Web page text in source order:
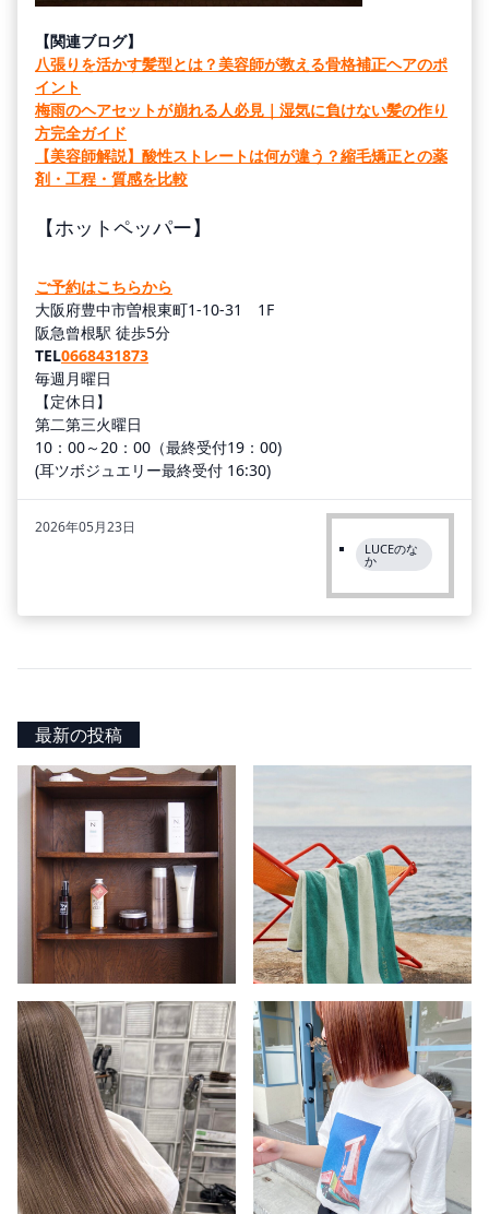
【関連ブログ】
八張りを活かす髪型とは？美容師が教える骨格補正ヘアのポ
イント
梅雨のヘアセットが崩れる人必見｜湿気に負けない髪の作り
方完全ガイド
【美容師解説】酸性ストレートは何が違う？縮毛矯正との薬
剤・工程・質感を比較
【ホットペッパー】
ご予約はこちらから
大阪府豊中市曽根東町1-10-31 1F
阪急曾根駅 徒歩5分
TEL0668431873
毎週月曜日
【定休日】
第二第三火曜日
10：00～20：00（最終受付19：00)
(耳ツボジュエリー最終受付 16:30)
2026年05月23日
LUCEのな
か
最新の投稿